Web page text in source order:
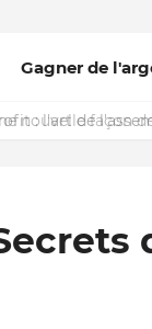
Gagner de
nouvelle façon